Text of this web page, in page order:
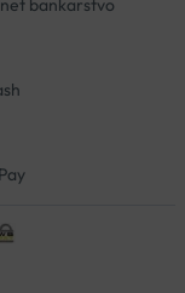
bankarstvo